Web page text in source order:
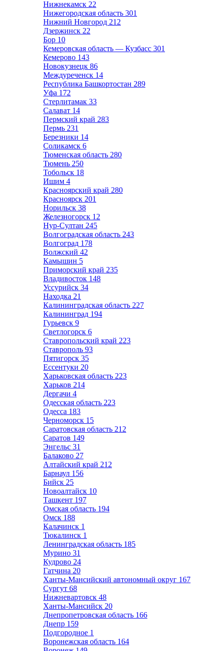
Нижнекамск 22
Нижегородская область 301
Нижний Новгород 212
Дзержинск 22
Бор 10
Кемеровская область — Кузбасс 301
Кемерово 143
Новокузнецк 86
Междуреченск 14
Республика Башкортостан 289
Уфа 172
Стерлитамак 33
Салават 14
Пермский край 283
Пермь 231
Березники 14
Соликамск 6
Тюменская область 280
Тюмень 250
Тобольск 18
Ишим 4
Красноярский край 280
Красноярск 201
Норильск 38
Железногорск 12
Нур-Султан 245
Волгоградская область 243
Волгоград 178
Волжский 42
Камышин 5
Приморский край 235
Владивосток 148
Уссурийск 34
Находка 21
Калининградская область 227
Калининград 194
Гурьевск 9
Светлогорск 6
Ставропольский край 223
Ставрополь 93
Пятигорск 35
Ессентуки 20
Харьковская область 223
Харьков 214
Дергачи 4
Одесская область 223
Одесса 183
Черноморск 15
Саратовская область 212
Саратов 149
Энгельс 31
Балаково 27
Алтайский край 212
Барнаул 156
Бийск 25
Новоалтайск 10
Ташкент 197
Омская область 194
Омск 188
Калачинск 1
Тюкалинск 1
Ленинградская область 185
Мурино 31
Кудрово 24
Гатчина 20
Ханты-Мансийский автономный округ 167
Сургут 68
Нижневартовск 48
Ханты-Мансийск 20
Днепропетровская область 166
Днепр 159
Подгородное 1
Воронежская область 164